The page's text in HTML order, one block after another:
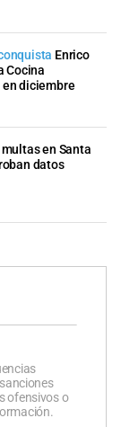
Enrico
Cocina
diciembre
en Santa
datos
ofensivos o